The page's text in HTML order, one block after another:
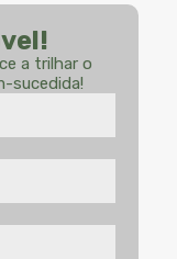
a trilhar o
sucedida!